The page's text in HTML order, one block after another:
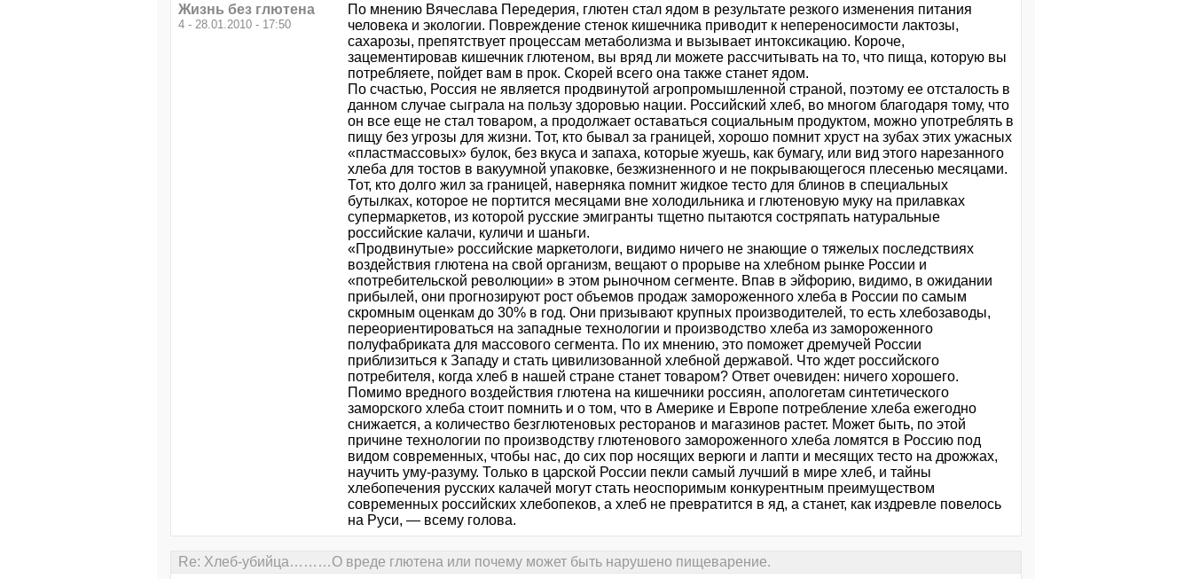
Жизнь без глютена
4 - 28.01.2010 - 17:50
По мнению Вячеслава Передерия, глютен стал ядом в результате резкого изменения питания
человека и экологии. Повреждение стенок кишечника приводит к непереносимости лактозы,
сахарозы, препятствует процессам метаболизма и вызывает интоксикацию. Короче,
зацементировав кишечник глютеном, вы вряд ли можете рассчитывать на то, что пища, которую вы
потребляете, пойдет вам в прок. Скорей всего она также станет ядом.
По счастью, Россия не является продвинутой агропромышленной страной, поэтому ее отсталость в
данном случае сыграла на пользу здоровью нации. Российский хлеб, во многом благодаря тому, что
он все еще не стал товаром, а продолжает оставаться социальным продуктом, можно употреблять в
пищу без угрозы для жизни. Тот, кто бывал за границей, хорошо помнит хруст на зубах этих ужасных
«пластмассовых» булок, без вкуса и запаха, которые жуешь, как бумагу, или вид этого нарезанного
хлеба для тостов в вакуумной упаковке, безжизненного и не покрывающегося плесенью месяцами.
Тот, кто долго жил за границей, наверняка помнит жидкое тесто для блинов в специальных
бутылках, которое не портится месяцами вне холодильника и глютеновую муку на прилавках
супермаркетов, из которой русские эмигранты тщетно пытаются состряпать натуральные
российские калачи, куличи и шаньги.
«Продвинутые» российские маркетологи, видимо ничего не знающие о тяжелых последствиях
воздействия глютена на свой организм, вещают о прорыве на хлебном рынке России и
«потребительской революции» в этом рыночном сегменте. Впав в эйфорию, видимо, в ожидании
прибылей, они прогнозируют рост объемов продаж замороженного хлеба в России по самым
скромным оценкам до 30% в год. Они призывают крупных производителей, то есть хлебозаводы,
переориентироваться на западные технологии и производство хлеба из замороженного
полуфабриката для массового сегмента. По их мнению, это поможет дремучей России
приблизиться к Западу и стать цивилизованной хлебной державой. Что ждет российского
потребителя, когда хлеб в нашей стране станет товаром? Ответ очевиден: ничего хорошего.
Помимо вредного воздействия глютена на кишечники россиян, апологетам синтетического
заморского хлеба стоит помнить и о том, что в Америке и Европе потребление хлеба ежегодно
снижается, а количество безглютеновых ресторанов и магазинов растет. Может быть, по этой
причине технологии по производству глютенового замороженного хлеба ломятся в Россию под
видом современных, чтобы нас, до сих пор носящих верюги и лапти и месящих тесто на дрожжах,
научить уму-разуму. Только в царской России пекли самый лучший в мире хлеб, и тайны
хлебопечения русских калачей могут стать неоспоримым конкурентным преимуществом
современных российских хлебопеков, а хлеб не превратится в яд, а станет, как издревле повелось
на Руси, — всему голова.
Re: Хлеб-убийца………О вреде глютена или почему может быть нарушено пищеварение.